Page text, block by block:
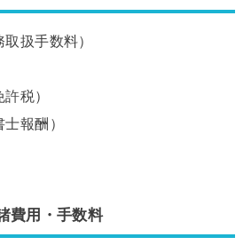
扱手数料）
税）
報酬）
費用・手数料